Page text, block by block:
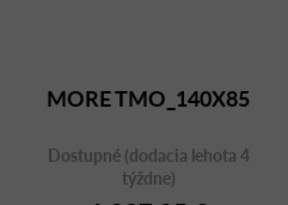
MORE TMO_140X85
Dostupné (dodacia lehota 4
týždne)